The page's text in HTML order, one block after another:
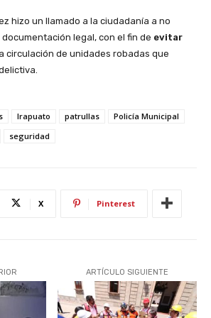
hizo un llamado a la ciudadanía a no
legal, con el fin de evitar
circulación de unidades robadas que
Irapuato patrullas
Policía Municipal
seguridad
X Pinterest
ARTÍCULO SIGUIENTE